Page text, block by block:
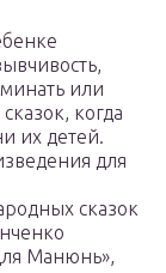
или
когда
их детей.
для
сказок
Манюнь»,